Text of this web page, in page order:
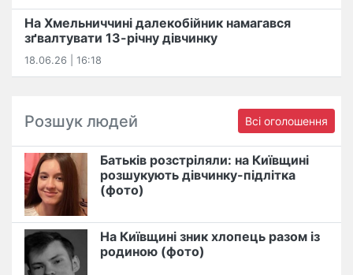
На Хмельниччині далекобійник намагався
зґвалтувати 13-річну дівчинку
18.06.26 | 16:18
Розшук людей Всі оголошення
Батьків розстріляли: на Київщині
розшукують дівчинку-підлітка
(фото)
На Київщині зник хлопець разом із
родиною (фото)